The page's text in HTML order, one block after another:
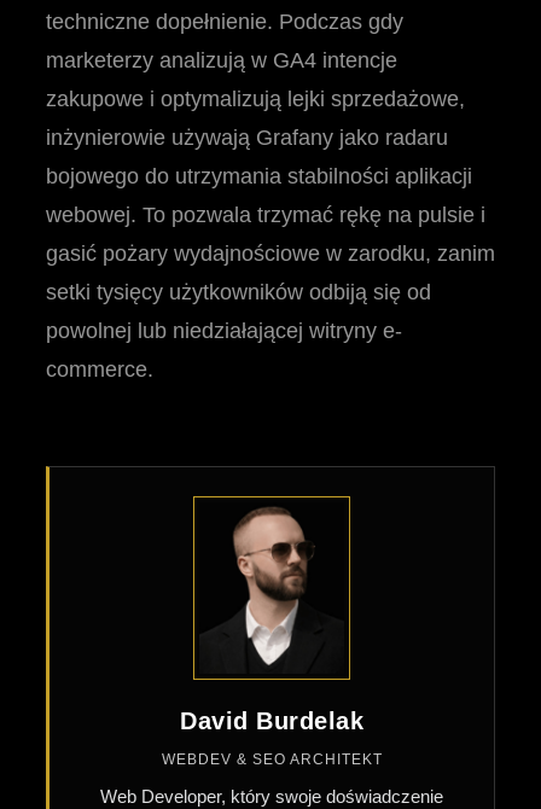
techniczne dopełnienie. Podczas gdy
marketerzy analizują w GA4 intencje
zakupowe i optymalizują lejki sprzedażowe,
inżynierowie używają Grafany jako radaru
bojowego do utrzymania stabilności aplikacji
webowej. To pozwala trzymać rękę na pulsie i
gasić pożary wydajnościowe w zarodku, zanim
setki tysięcy użytkowników odbiją się od
powolnej lub niedziałającej witryny e-
commerce.
David Burdelak
WEBDEV & SEO ARCHITEKT
Web Developer, który swoje doświadczenie